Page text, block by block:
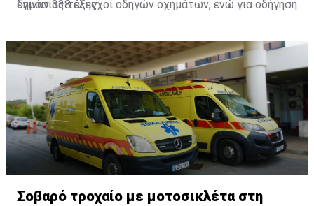
έγιναν 338 έλεγχοι οδηγών οχημάτων, ενώ για οδήγηση
οδηγών.
δημόσιας τάξης.
Σοβαρό τροχαίο με μοτοσικλέτα στη